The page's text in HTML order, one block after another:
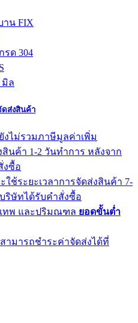
าน FIX
รด 304
มิล
ดส่งสินค้า
งไม่รวมภาษีมูลค่าเพิ่ม
สินค้า 1-2 วันทำการ หลังจาก
งซื้อ
ใช้ระยะเวลาการจัดส่งสินค้า 7-
ริษัทได้รับคำสั่งซื้อ
เทพ และปริมณฑล ยอดขั้นต่ำ
ามารถชำระค่าจัดส่งได้ที่